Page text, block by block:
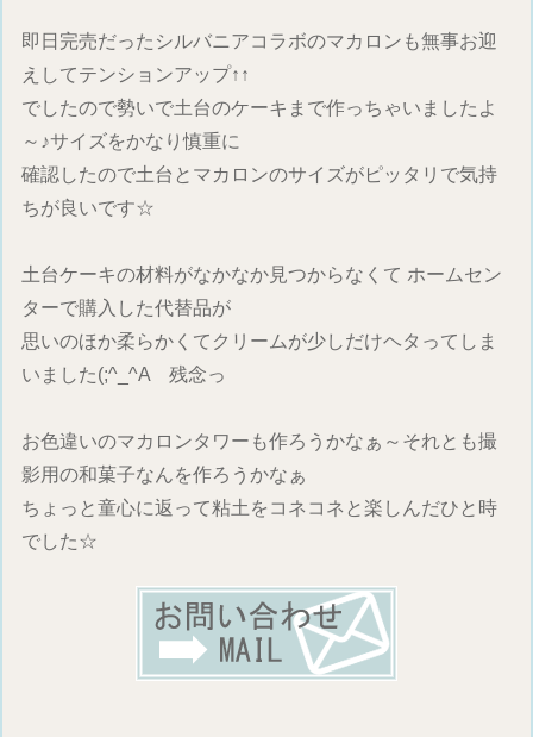
即日完売だったシルバニアコラボのマカロンも無事お迎
えしてテンションアップ↑↑
でしたので勢いで土台のケーキまで作っちゃいましたよ
～♪サイズをかなり慎重に
確認したので土台とマカロンのサイズがピッタリで気持
ちが良いです☆
土台ケーキの材料がなかなか見つからなくて ホームセン
ターで購入した代替品が
思いのほか柔らかくてクリームが少しだけヘタってしま
いました(;^_^A 残念っ
お色違いのマカロンタワーも作ろうかなぁ～それとも撮
影用の和菓子なんを作ろうかなぁ
ちょっと童心に返って粘土をコネコネと楽しんだひと時
でした☆